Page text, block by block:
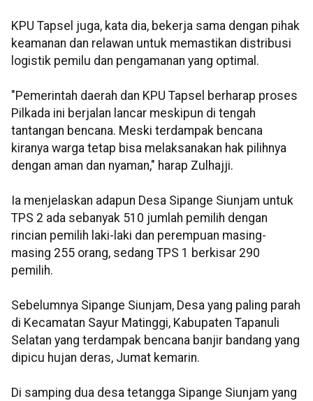
KPU Tapsel juga, kata dia, bekerja sama dengan pihak
keamanan dan relawan untuk memastikan distribusi
logistik pemilu dan pengamanan yang optimal.
"Pemerintah daerah dan KPU Tapsel berharap proses
Pilkada ini berjalan lancar meskipun di tengah
tantangan bencana. Meski terdampak bencana
kiranya warga tetap bisa melaksanakan hak pilihnya
dengan aman dan nyaman," harap Zulhajji.
Ia menjelaskan adapun Desa Sipange Siunjam untuk
TPS 2 ada sebanyak 510 jumlah pemilih dengan
rincian pemilih laki-laki dan perempuan masing-
masing 255 orang, sedang TPS 1 berkisar 290
pemilih.
Sebelumnya Sipange Siunjam, Desa yang paling parah
di Kecamatan Sayur Matinggi, Kabupaten Tapanuli
Selatan yang terdampak bencana banjir bandang yang
dipicu hujan deras, Jumat kemarin.
Di samping dua desa tetangga Sipange Siunjam yang